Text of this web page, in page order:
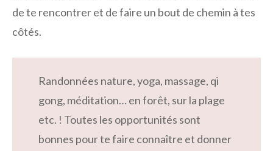
de te rencontrer et de faire un bout de chemin à tes
côtés.
Randonnées nature, yoga, massage, qi
gong, méditation… en forêt, sur la plage
etc. ! Toutes les opportunités sont
bonnes pour te faire connaître et donner